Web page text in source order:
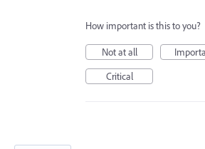
How important is this to you?
Not at all
Critical